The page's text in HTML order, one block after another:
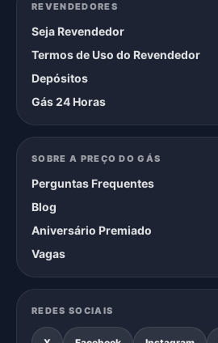
REVENDEDORES
Seja Revendedor
Termos de Uso do Revendedor
Depósitos
Gás 24 Horas
SOBRE A PREÇO DO GÁS
Perguntas Frequentes
Blog
Aniversário Premiado
Vagas
REDES SOCIAIS